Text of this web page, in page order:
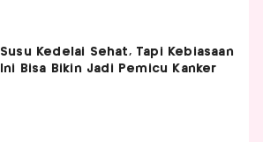
Susu Kedelai Sehat, Tapi Kebiasaan
Ini Bisa Bikin Jadi Pemicu Kanker